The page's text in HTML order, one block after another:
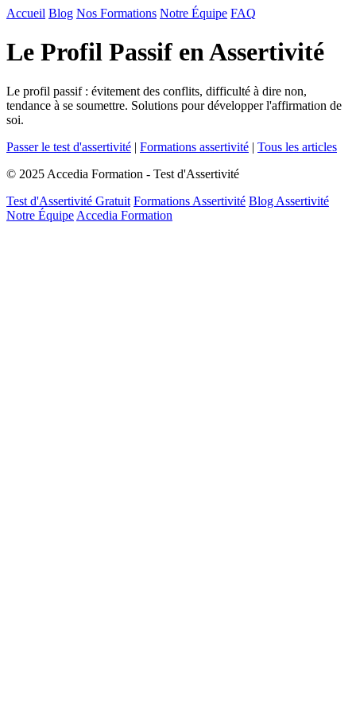
Accueil Blog Nos Formations Notre Équipe FAQ
Le Profil Passif en Assertivité
Le profil passif : évitement des conflits, difficulté à dire non,
tendance à se soumettre. Solutions pour développer l'affirmation de
soi.
Passer le test d'assertivité | Formations assertivité | Tous les articles
© 2025 Accedia Formation - Test d'Assertivité
Test d'Assertivité Gratuit Formations Assertivité Blog Assertivité
Notre Équipe Accedia Formation